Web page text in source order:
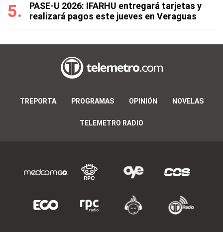
PASE-U 2026: IFARHU entregará tarjetas y
realizará pagos este jueves en Veraguas
TREPORTA PROGRAMAS OPINIÓN NOVELAS
TELEMETRO RADIO